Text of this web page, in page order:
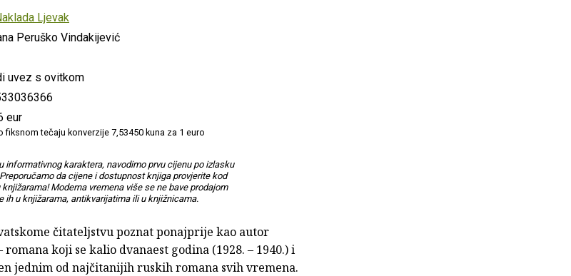
Ljevak
Peruško Vindakijević
uvez s ovitkom
eur
fiksnom tečaju konverzije 7,53450 kuna za 1 euro
informativnog karaktera, navodimo prvu cijenu po izlasku
da cijene i dostupnost knjiga provjerite kod
Moderna vremena više se ne bave prodajom
ih u knjižarama, antikvarijatima ili u knjižnicama.
čitateljstvu poznat ponajprije kao autor
koji se kalio dvanaest godina (1928. – 1940.) i
jednim od najčitanijih ruskih romana svih vremena.